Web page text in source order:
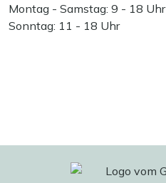
Montag - Samstag: 9 - 18 Uhr
Sonntag: 11 - 18 Uhr